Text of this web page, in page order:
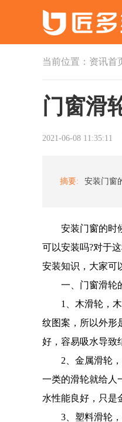
当前位置： 资讯首
门窗滑
2021-06-08 11:35:11
摘要:
安装门窗的时候
可以安装吗?对于
安装知识，大家可
一、门窗滑轮
1、木滑轮，木
纹图案，所以外形
好，容易吸水导致
2、金属滑轮，
一类的滑轮就给人
水性能良好，只是
3、塑料滑轮，